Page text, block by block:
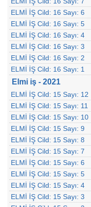
ELMİ İŞ Cild: 16 Sayı: 6
ELMİ İŞ Cild: 16 Sayı: 5
ELMİ İŞ Cild: 16 Sayı: 4
ELMİ İŞ Cild: 16 Sayı: 3
ELMİ İŞ Cild: 16 Sayı: 2
ELMİ İŞ Cild: 16 Sayı: 1
Elmi iş - 2021
ELMİ İŞ Cild: 15 Sayı: 12
ELMİ İŞ Cild: 15 Sayı: 11
ELMİ İŞ Cild: 15 Sayı: 10
ELMİ İŞ Cild: 15 Sayı: 9
ELMİ İŞ Cild: 15 Sayı: 8
ELMİ İŞ Cild: 15 Sayı: 7
ELMİ İŞ Cild: 15 Sayı: 6
ELMİ İŞ Cild: 15 Sayı: 5
ELMİ İŞ Cild: 15 Sayı: 4
ELMİ İŞ Cild: 15 Sayı: 3